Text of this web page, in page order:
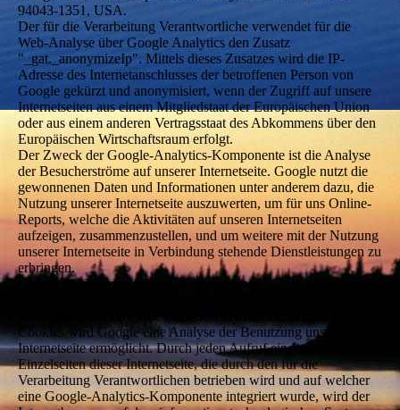
94043-1351, USA.
Der für die Verarbeitung Verantwortliche verwendet für die
Web-Analyse über Google Analytics den Zusatz
"_gat._anonymizeIp". Mittels dieses Zusatzes wird die IP-
Adresse des Internetanschlusses der betroffenen Person von
Google gekürzt und anonymisiert, wenn der Zugriff auf unsere
Internetseiten aus einem Mitgliedstaat der Europäischen Union
oder aus einem anderen Vertragsstaat des Abkommens über den
Europäischen Wirtschaftsraum erfolgt.
Der Zweck der Google-Analytics-Komponente ist die Analyse
der Besucherströme auf unserer Internetseite. Google nutzt die
gewonnenen Daten und Informationen unter anderem dazu, die
Nutzung unserer Internetseite auszuwerten, um für uns Online-
Reports, welche die Aktivitäten auf unseren Internetseiten
aufzeigen, zusammenzustellen, und um weitere mit der Nutzung
unserer Internetseite in Verbindung stehende Dienstleistungen zu
erbringen.
Google Analytics setzt ein Cookie auf dem
Was Cookies sind, wurde oben bereits erläutert. Mit Setzung des
Cookies wird Google eine Analyse der Benutzung unserer
Internetseite ermöglicht. Durch jeden Aufruf einer der
Einzelseiten dieser Internetseite, die durch den für die
Verarbeitung Verantwortlichen betrieben wird und auf welcher
eine Google-Analytics-Komponente integriert wurde, wird der